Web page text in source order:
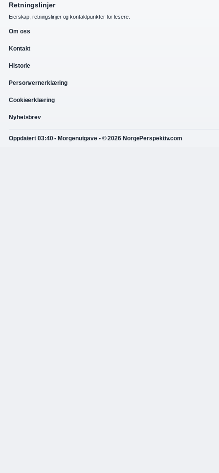
Retningslinjer
Eierskap, retningslinjer og kontaktpunkter for lesere.
Om oss
Kontakt
Historie
Personvernerklæring
Cookieerklæring
Nyhetsbrev
Oppdatert 03:40 • Morgenutgave • © 2026 NorgePerspektiv.com